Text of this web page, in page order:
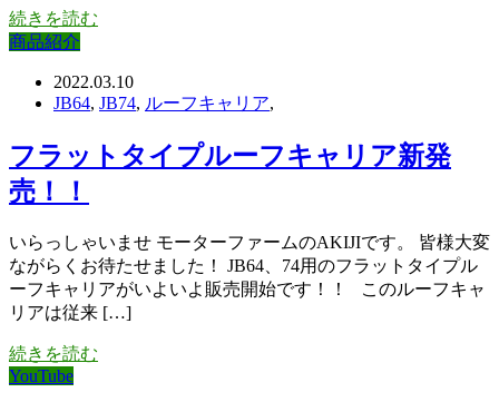
続きを読む
商品紹介
2022.03.10
JB64, JB74, ルーフキャリア,
フラットタイプルーフキャリア新発
売！！
いらっしゃいませ モーターファームのAKIJIです。 皆様大変
ながらくお待たせました！ JB64、74用のフラットタイプル
ーフキャリアがいよいよ販売開始です！！ このルーフキャ
リアは従来 […]
続きを読む
YouTube